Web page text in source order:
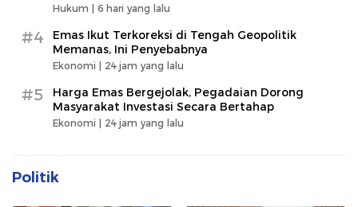
Hukum | 6 hari yang lalu
#4
Emas Ikut Terkoreksi di Tengah Geopolitik
Memanas, Ini Penyebabnya
Ekonomi | 24 jam yang lalu
#5
Harga Emas Bergejolak, Pegadaian Dorong
Masyarakat Investasi Secara Bertahap
Ekonomi | 24 jam yang lalu
Politik